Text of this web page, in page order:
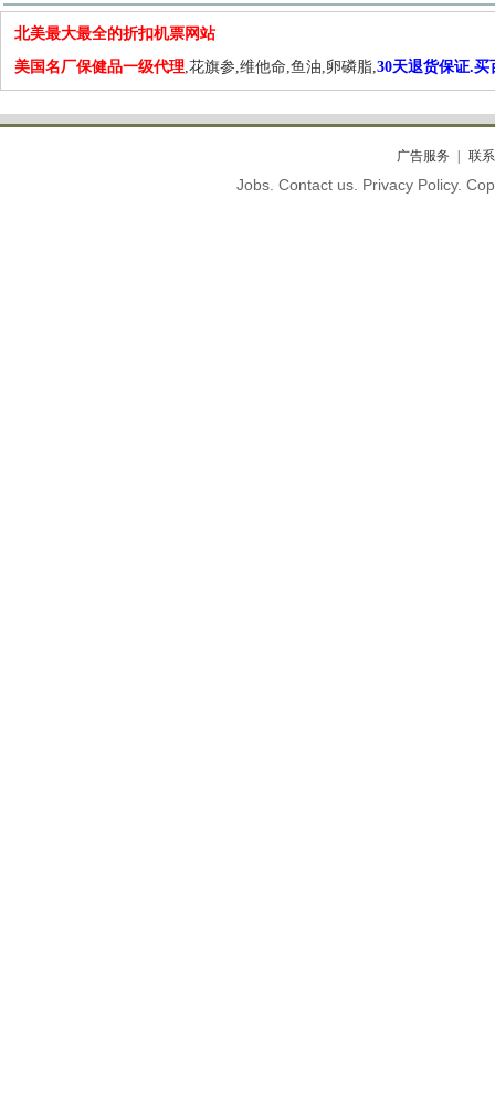
北美最大最全的折扣机票网站
美国名厂保健品一级代理,花旗参,维他命,鱼油,卵磷脂,30天退货保证.买
广告服务 联
Jobs. Contact us. Privacy Policy.